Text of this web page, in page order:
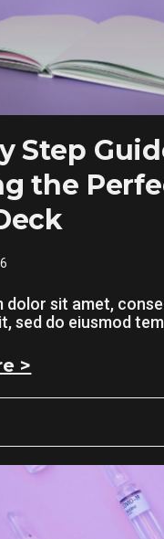
Step
the
dolor sit amet,
sed do eiusmod
>